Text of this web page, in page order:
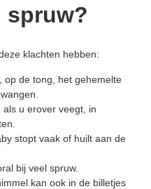
spruw?
klachten hebben:
op de tong, het gehemelte
als u erover veegt, in
stopt vaak of huilt aan de
bij veel spruw.
kan ook in de billetjes